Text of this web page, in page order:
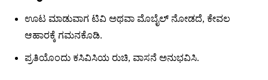
ಊಟ ಮಾಡುವಾಗ ಟಿವಿ ಅಥವಾ ಮೊಬೈಲ್‌ ನೋಡದೆ, ಕೇವಲ
ಆಹಾರಕ್ಕೆ ಗಮನಕೊಡಿ.
ಪ್ರತಿಯೊಂದು ಕಸಿವಿಸಿಯ ರುಚಿ, ವಾಸನೆ ಅನುಭವಿಸಿ.